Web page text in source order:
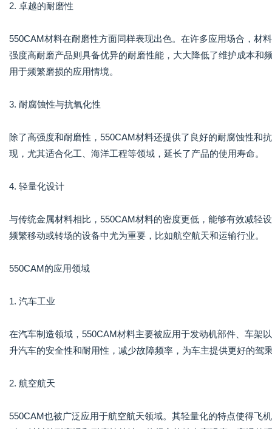
2. 卓越的耐磨性
550CAM材料在耐磨性方面同样表现出色。在许多应用场合，材
强度高耐磨产品则具备优异的耐磨性能，大大降低了维护成本和
用于频繁磨损的应用情境。
3. 耐腐蚀性与抗氧化性
除了高强度和耐磨性，550CAM材料还提供了良好的耐腐蚀性和
现，尤其适合化工、海洋工程等领域，延长了产品的使用寿命。
4. 轻量化设计
与传统金属材料相比，550CAM材料的密度更低，能够有效减轻
频繁移动或转场的设备中尤为重要，比如航空航天和运输行业。
550CAM的应用领域
1. 汽车工业
在汽车制造领域，550CAM材料主要被应用于发动机部件、车架
升汽车的安全性和耐用性，减少故障频率，为车主提供更好的驾
2. 航空航天
550CAM也被广泛应用于航空航天领域。其轻量化的特点使得飞